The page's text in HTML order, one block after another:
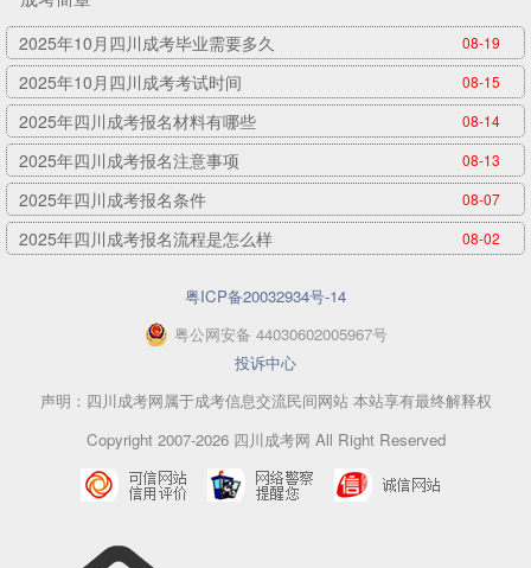
2025年10月四川成考毕业需要多久 08-19
2025年10月四川成考考试时间 08-15
2025年四川成考报名材料有哪些 08-14
2025年四川成考报名注意事项 08-13
2025年四川成考报名条件 08-07
2025年四川成考报名流程是怎么样 08-02
粤ICP备20032934号-14
粤公网安备 44030602005967号
投诉中心
声明：四川成考网属于成考信息交流民间网站 本站享有最终解释权
Copyright 2007-2026 四川成考网 All Right Reserved